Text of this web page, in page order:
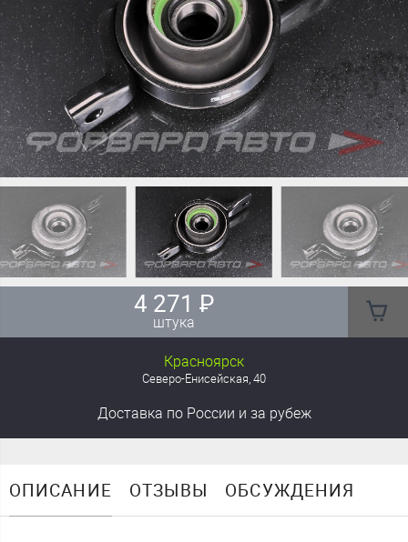
4 271 ₽
штука
Красноярск
Северо-Енисейская, 40
Доставка по России и за рубеж
ОПИСАНИЕ ОТЗЫВЫ ОБСУЖДЕНИЯ